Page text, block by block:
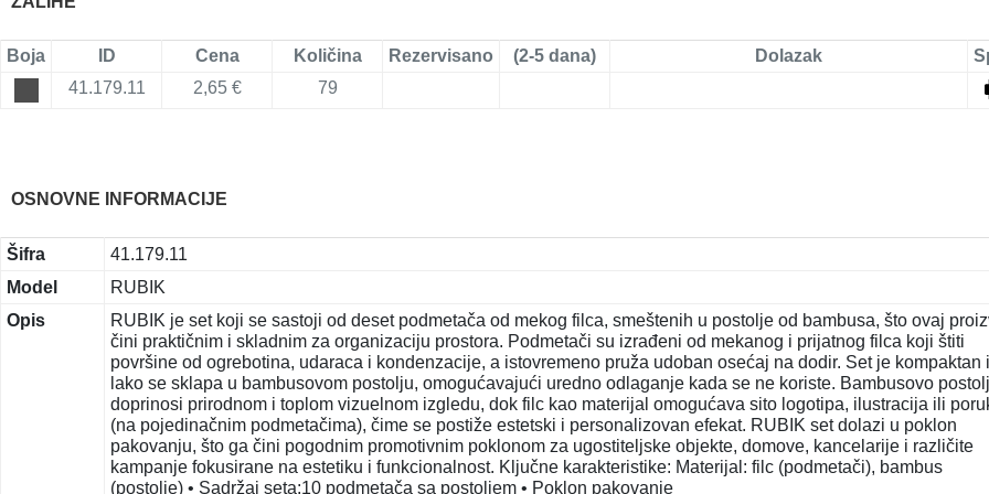
Boja ID Cena Količina Rezervisano (2-5 dana) Dolazak
41.179.11
2,65 € 79
OSNOVNE INFORMACIJE
Šifra
41.179.11
Model
RUBIK
Opis
RUBIK je set koji se sastoji od deset podmetača od mekog filca, smeštenih u postolje od bambusa, što ovaj
čini praktičnim i skladnim za organizaciju prostora. Podmetači su izrađeni od mekanog i prijatnog filca koji štiti
površine od ogrebotina, udaraca i kondenzacije, a istovremeno pruža udoban osećaj na dodir. Set je kompaktan i
lako se sklapa u bambusovom postolju, omogućavajući uredno odlaganje kada se ne koriste. Bambusovo
doprinosi prirodnom i toplom vizuelnom izgledu, dok filc kao materijal omogućava sito logotipa, ilustracija ili
(na pojedinačnim podmetačima), čime se postiže estetski i personalizovan efekat. RUBIK set dolazi u poklon
pakovanju, što ga čini pogodnim promotivnim poklonom za ugostiteljske objekte, domove, kancelarije i različite
kampanje fokusirane na estetiku i funkcionalnost. Ključne karakteristike: Materijal: filc (podmetači), bambus
(postolje) • Sadržaj seta:10 podmetača sa postoljem • Poklon pakovanje